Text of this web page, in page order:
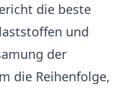
die beste
und
der
die Reihenfolge,